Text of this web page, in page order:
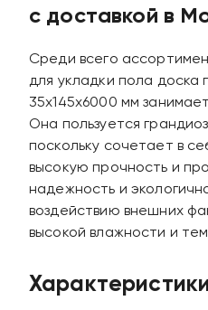
с доставкой в
Среди всего
для укладки пола доска
35х145х6000 мм
Она пользуется
поскольку сочетает в
высокую прочность и
надежность и
воздействию внешних
высокой влажности и